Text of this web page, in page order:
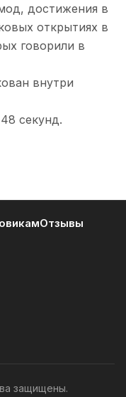
достижения в
открытиях в
говорили в
внутри
секунд.
Отзывы
защищены.